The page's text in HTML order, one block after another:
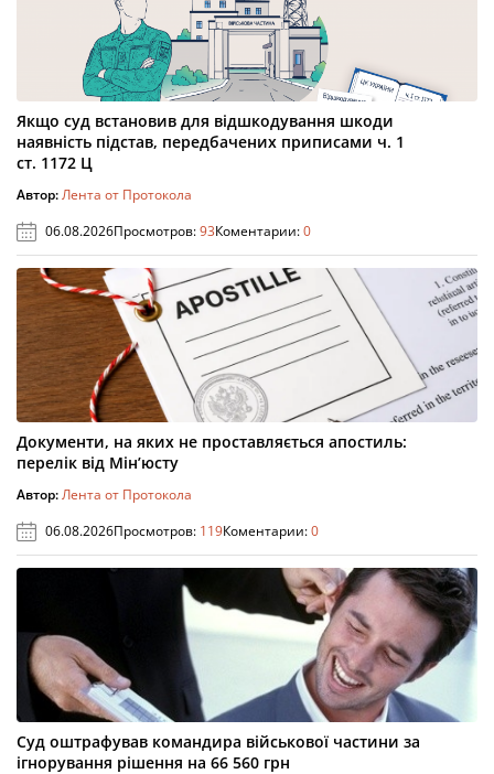
Якщо суд встановив для відшкодування шкоди
наявність підстав, передбачених приписами ч. 1
ст. 1172 Ц
Автор:Лента от Протокола
06.08.2026Просмотров:93Коментарии:0
Документи, на яких не проставляється апостиль:
перелік від Мін’юсту
Автор:Лента от Протокола
06.08.2026Просмотров: 119Коментарии:0
Суд оштрафував командира військової частини за
ігнорування рішення на 66 560 грн